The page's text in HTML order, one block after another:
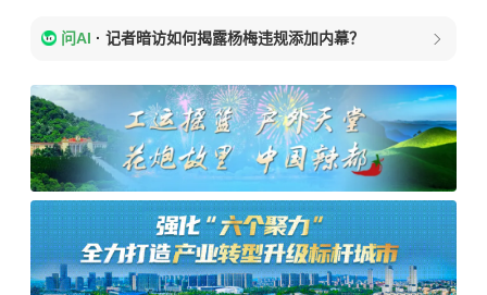
问AI · 记者暗访如何揭露杨梅违规添加内幕？